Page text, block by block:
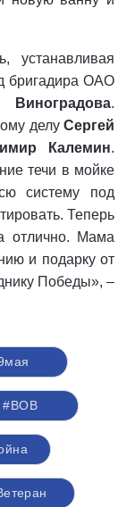
устанавливая
бригадира ОАО
Виноградова.
делу Сергей
Калемин.
течи в мойке
систему под
Теперь
отлично. Мама
и подарку от
Победы», –
#ВОВ